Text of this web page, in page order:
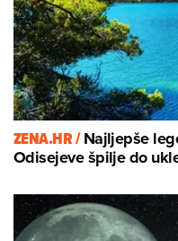
ZENA.HR /Najljepše
Odisejeve špilje do